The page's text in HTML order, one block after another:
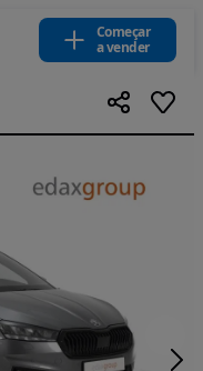
Começar
a vender